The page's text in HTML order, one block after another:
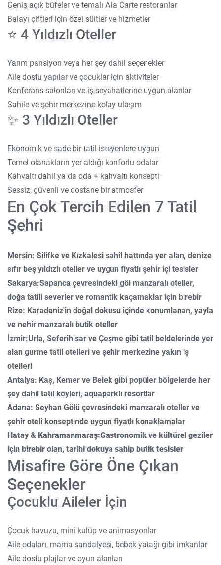
Geniş açık büfeler ve temalı A'la Carte restoranlar
Balayı çiftleri için özel süitler ve hizmetler
⭐️ 4 Yıldızlı Oteller
Yarım pansiyon veya her şey dahil seçenekler
Aile dostu yapılar ve çocuklar için aktiviteler
Konferans salonları ve iş seyahatlerine uygun alanlar
Sahile ve şehir merkezine kolay ulaşım
✨ 3 Yıldızlı Oteller
Ekonomik ve sade bir tatil isteyenlere uygun
Temel olanakların yer aldığı konforlu odalar
Kahvaltı dahil ya da oda + kahvaltı konsepti
Sessiz, güvenli ve dostane bir atmosfer
En Çok Tercih Edilen 7 Tatil
Şehri
Mersin: Silifke ve Kızkalesi sahil hattında yer alan, denize
sıfır beş yıldızlı oteller ve uygun fiyatlı şehir içi tesisler
Sakarya:Sapanca çevresindeki göl manzaralı oteller,
doğa tatili severler ve romantik kaçamaklar için birebir
Rize: Karadeniz'in doğal dokusu içinde konumlanan, yayla
ve nehir manzaralı butik oteller
İzmir:Urla, Seferihisar ve Çeşme gibi tatil beldelerinde yer
alan gurme tatil otelleri ve şehir merkezine yakın iş
otelleri
Antalya: Kaş, Kemer ve Belek gibi popüler bölgelerde her
şey dahil tatil köyleri, aquaparklı resortlar
Adana: Seyhan Gölü çevresindeki manzaralı oteller ve
şehir oteli konseptinde uygun fiyatlı konaklamalar
Hatay & Kahramanmaraş:Gastronomik ve kültürel geziler
için birebir olan, tarihi dokuya sahip butik tesisler
Misafire Göre Öne Çıkan
Seçenekler
Çocuklu Aileler İçin
Çocuk havuzu, mini kulüp ve animasyonlar
Aile odaları, mama sandalyesi, bebek yatağı gibi imkanlar
Aile dostu plajlar ve oyun alanları